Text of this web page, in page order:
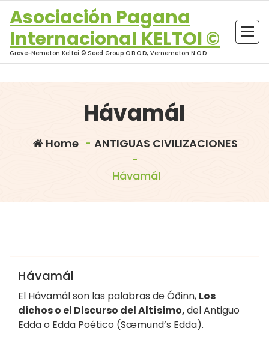
content
Asociación Pagana
Internacional KELTOI ©
Grove-Nemeton Keltoi © Seed Group O.B.O.D; Vernemeton N.O.D
Hávamál
Home- ANTIGUAS CIVILIZACIONES
-
Hávamál
ANTIGUAS CIVILIZACIONES
BOTICA DE LA BRUJA
CULTURA NÓRDICA
MITOLOGÍA ESLAVA
MITOLOGÍA GERMANA
MITOLOGÍA NÓRDICA
MITOS Y LEYENDAS
Hávamál
El Hávamál son las palabras de Óðinn, Los
dichos o el Discurso del Altísimo,del Antiguo
Edda o Edda Poético (Sæmund’s Edda).